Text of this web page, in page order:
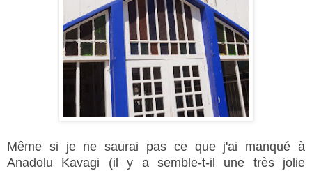
Même si je ne saurai pas ce que j'ai manqué à
Anadolu Kavagi (il y a semble-t-il une très jolie